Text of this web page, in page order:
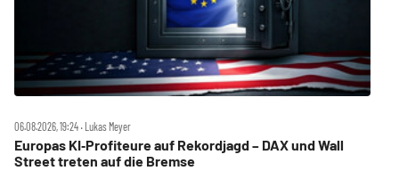
06.08.2026, 19:24 ‧ Lukas Meyer
Europas KI‑Profiteure auf Rekordjagd – DAX und Wall
Street treten auf die Bremse